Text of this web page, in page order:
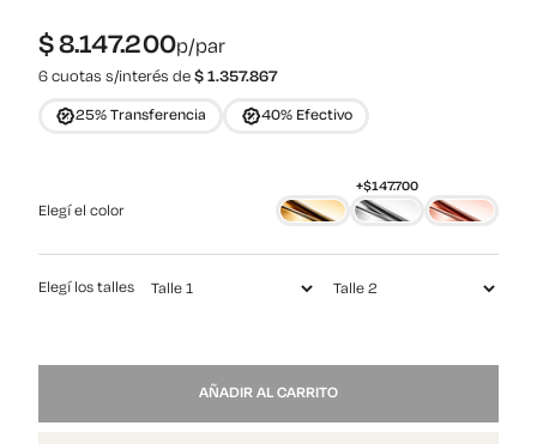
$8.147.200p/par
6 cuotas s/interés de$1.357.867
25% Transferencia 40% Efectivo
Elegí el color
Elegí los talles
Benedizione
AÑADIR AL CARRITO